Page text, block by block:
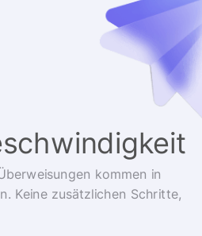
kommen in
Keine zusätzlichen Schritte,